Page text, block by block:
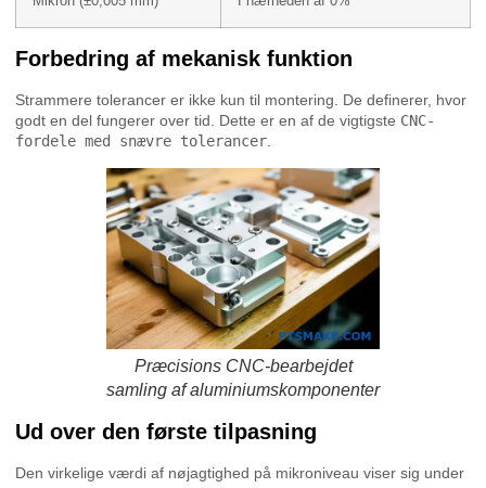
Forbedring af mekanisk funktion
Strammere tolerancer er ikke kun til montering. De definerer, hvor
godt en del fungerer over tid. Dette er en af de vigtigste CNC-
fordele med snævre tolerancer.
Præcisions CNC-bearbejdet
samling af aluminiumskomponenter
Ud over den første tilpasning
Den virkelige værdi af nøjagtighed på mikroniveau viser sig under